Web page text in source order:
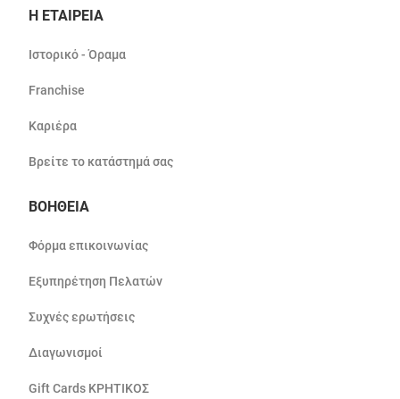
Η ΕΤΑΙΡΕΙΑ
Ιστορικό - Όραμα
Franchise
Καριέρα
Βρείτε το κατάστημά σας
ΒΟΗΘΕΙΑ
Φόρμα επικοινωνίας
Εξυπηρέτηση Πελατών
Συχνές ερωτήσεις
Διαγωνισμοί
Gift Cards ΚΡΗΤΙΚΟΣ